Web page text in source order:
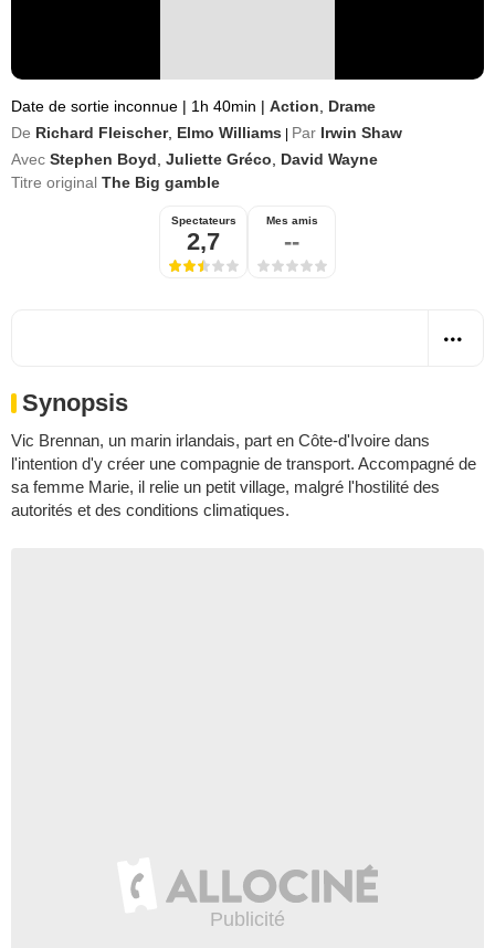
Date de sortie inconnue | 1h 40min | Action
Drame
De Richard Fleischer, Elmo Williams Par Irwin Shaw
Avec Stephen Boyd Juliette Gréco
David Wayne
Titre original The Big gamble
Spectateurs
2,7
Mes amis
--
Synopsis
Vic Brennan, un marin irlandais, part en Côte-d'Ivoire dans
l'intention d'y créer une compagnie de transport. Accompagné de
sa femme Marie, il relie un petit village, malgré l'hostilité des
autorités et des conditions climatiques.